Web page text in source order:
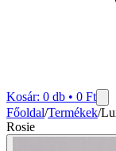
Kosár: 0 db • 0 Ft
Főoldal/Termékek/
Rosie